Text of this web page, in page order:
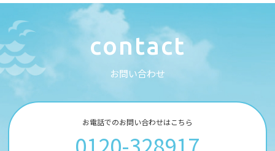
contact
お問い合わせ
お電話でのお問い合わせはこちら